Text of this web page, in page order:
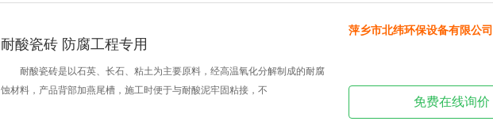
耐酸瓷砖 防腐工程专用
耐酸瓷砖是以石英、长石、粘土为主要原料，经高温氧化分解制成的耐腐
蚀材料，产品背部加燕尾槽，施工时便于与耐酸泥牢固粘接，不
萍乡市北纬环保设备有限公司
免费在线询价